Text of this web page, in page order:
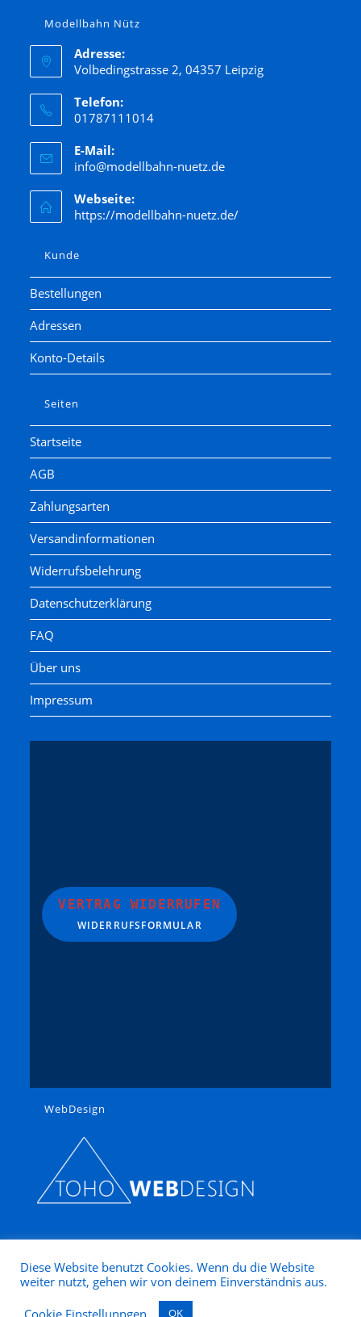
Modellbahn Nütz
Adresse:
Volbedingstrasse 2, 04357 Leipzig
Telefon:
01787111014
E-Mail:
info@modellbahn-nuetz.de
Webseite:
https://modellbahn-nuetz.de/
Kunde
Bestellungen
Adressen
Konto-Details
Seiten
Startseite
AGB
Zahlungsarten
Versandinformationen
Widerrufsbelehrung
Datenschutzerklärung
FAQ
Über uns
Impressum
VERTRAG WIDERRUFEN
WIDERRUFSFORMULAR
WebDesign
Diese Website benutzt Cookies. Wenn du die Website
weiter nutzt, gehen wir von deinem Einverständnis aus.
Cookie Einstellunngen
OK